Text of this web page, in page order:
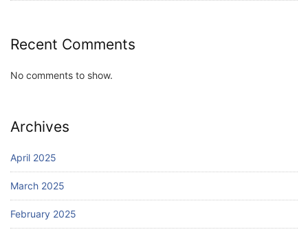
Recent Comments
No comments to show.
Archives
April 2025
March 2025
February 2025